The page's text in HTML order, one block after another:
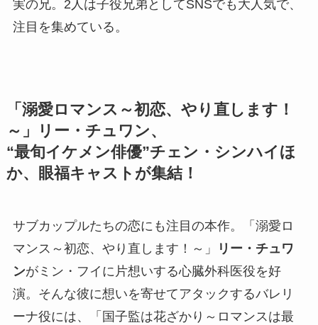
実の兄。2人は子役兄弟としてSNSでも大人気で、
注目を集めている。
「溺愛ロマンス～初恋、やり直します！
～」リー・チュワン、
“最旬イケメン俳優”チェン・シンハイほ
か、眼福キャストが集結！
サブカップルたちの恋にも注目の本作。「溺愛ロ
マンス～初恋、やり直します！～」
リー・チュワ
ンがミン・フイに片想いする心臓外科医役を好
演。そんな彼に想いを寄せてアタックするバレリ
ーナ役には、「国子監は花ざかり～ロマンスは最